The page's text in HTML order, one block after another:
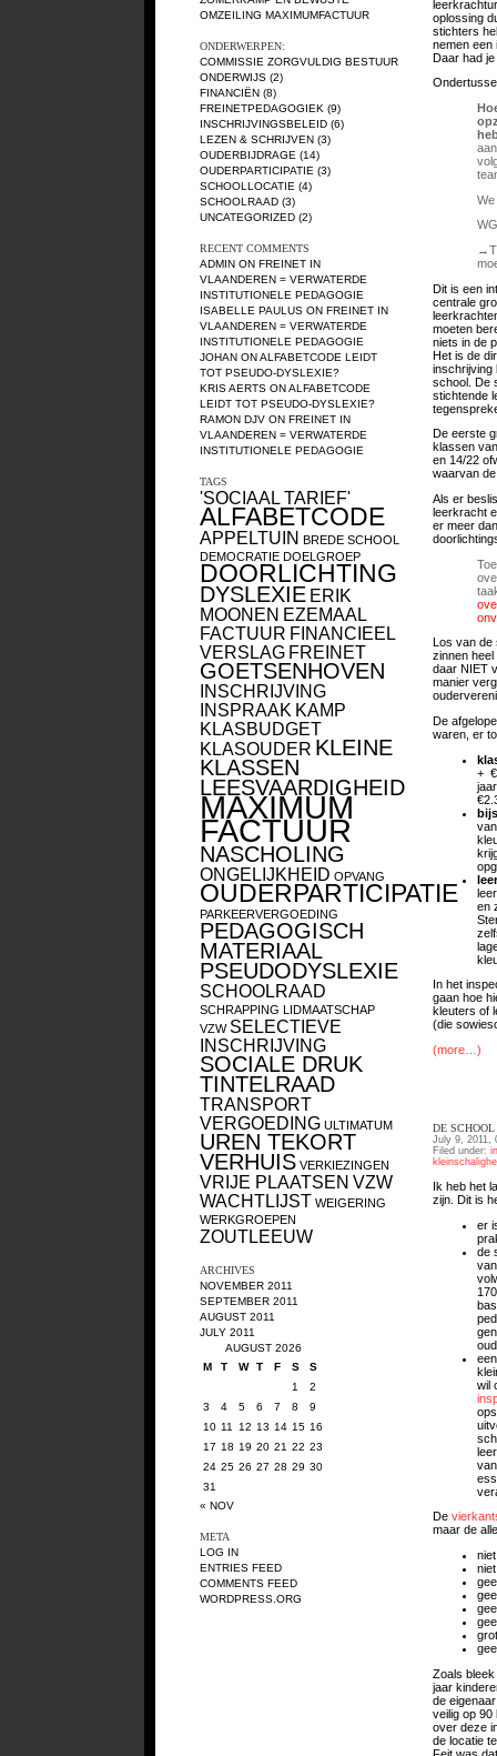
OMZEILING MAXIMUMFACTUUR
ONDERWERPEN:
COMMISSIE ZORGVULDIG BESTUUR
ONDERWIJS (2)
FINANCIËN (8)
FREINETPEDAGOGIEK (9)
INSCHRIJVINGSBELEID (6)
LEZEN & SCHRIJVEN (3)
OUDERBIJDRAGE (14)
OUDERPARTICIPATIE (3)
SCHOOLLOCATIE (4)
SCHOOLRAAD (3)
UNCATEGORIZED (2)
RECENT COMMENTS
ADMIN ON FREINET IN
VLAANDEREN = VERWATERDE
INSTITUTIONELE PEDAGOGIE
ISABELLE PAULUS ON FREINET IN
VLAANDEREN = VERWATERDE
INSTITUTIONELE PEDAGOGIE
JOHAN ONALFABETCODE LEIDT
TOT PSEUDO-DYSLEXIE?
KRIS AERTS ONALFABETCODE
LEIDT TOT PSEUDO-DYSLEXIE?
RAMON DJV ON FREINET IN
VLAANDEREN = VERWATERDE
INSTITUTIONELE PEDAGOGIE
TAGS
'SOCIAAL TARIEF'
ALFABETCODE
APPELTUIN BREDE SCHOOL
DEMOCRATIE DOELGROEP
DOORLICHTING
DYSLEXIE ERIK
MOONEN EZEMAAL
FACTUUR FINANCIEEL
VERSLAG FREINET
GOETSENHOVEN
INSCHRIJVING
INSPRAAK KAMP
KLASBUDGET
KLASOUDER KLEINE
KLASSEN
LEESVAARDIGHEID
MAXIMUM
FACTUUR
NASCHOLING
ONGELIJKHEID OPVANG
OUDERPARTICIPATIE
PARKEERVERGOEDING
PEDAGOGISCH
MATERIAAL
PSEUDODYSLEXIE
SCHOOLRAAD
SCHRAPPING LIDMAATSCHAP
VZW SELECTIEVE
INSCHRIJVING
SOCIALE DRUK
TINTELRAAD
TRANSPORT
VERGOEDING ULTIMATUM
UREN TEKORT
VERHUIS VERKIEZINGEN
VRIJE PLAATSEN VZW
WACHTLIJST WEIGERING
WERKGROEPEN
ZOUTLEEUW
ARCHIVES
NOVEMBER 2011
SEPTEMBER 2011
AUGUST 2011
JULY 2011
AUGUST 2026
M
T W T F S
S
1
2
3
4 5 6 7 8
9
10 11 12 13 14 15 16
17 18 19 20 21 22 23
24 25 26 27 28 29 30
31
« NOV
META
LOG IN
ENTRIES FEED
COMMENTS FEED
WORDPRESS.ORG
oplossing
stichters
nemen een
Daar had
Dit is een
centrale
moeten
niets in de
Het is de
inschrijving
school. De
stichtende
De eerste
klassen
en 14/22
waarvan
Als er
leerkracht
er meer
Los van
zinnen
daar NIET
manier
De
waren, er
+
en
In het
gaan hoe
kleuters of
(die
(more…)
DE
July 9, 2011,
Filed under:
Ik heb het
zijn. Dit is
er
de
wil
De
maar de
Zoals
jaar
de
veilig op 90
over deze
de locatie